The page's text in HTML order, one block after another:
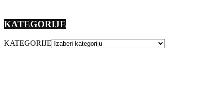
KATEGORIJE
KATEGORIJE